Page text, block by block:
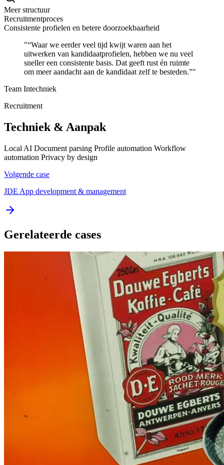
Meer structuur
Recruitmentproces
Consistente profielen en betere doorzoekbaarheid
"“Waar we eerder veel tijd kwijt waren aan het
uitwerken van kandidaatprofielen, hebben we nu veel
sneller een consistente basis. Dat geeft rust én ruimte
om meer aandacht aan de kandidaat zelf te besteden.”"
Team Intechniek
Recruitment
Techniek & Aanpak
Local AI Document parsing Profile automation Workflow
automation Privacy by design
Volgende case
JDE App development & management
Gerelateerde cases